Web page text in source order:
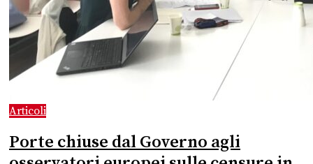
Articoli
Porte chiuse dal Governo agli